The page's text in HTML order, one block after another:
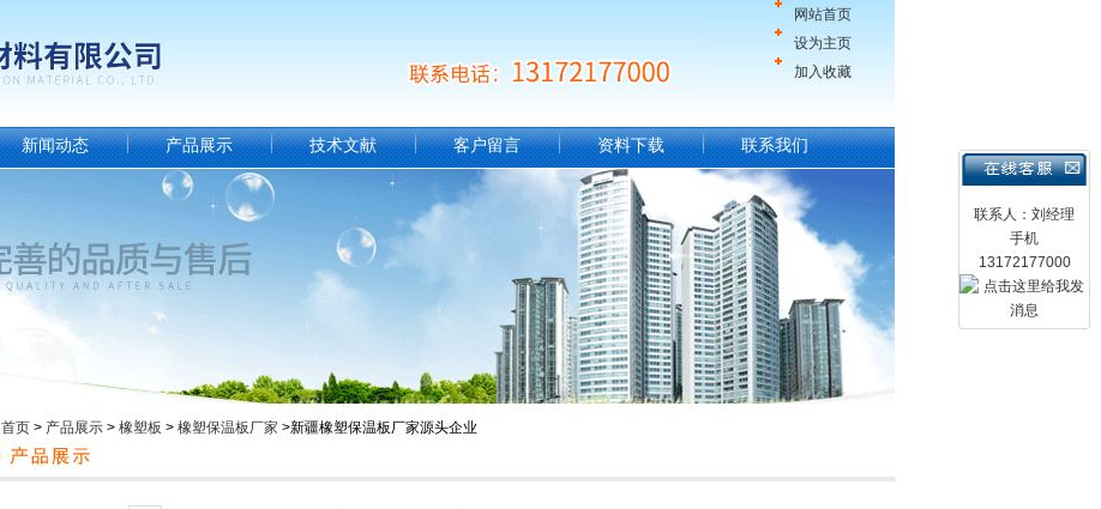
网站首页
设为主页
加入收藏
联系人：刘经理
手机
13172177000
新闻动态 产品展示 技术文献 客户留言 资料下载 联系我们
首页 > 产品展示 > 橡塑板 > 橡塑保温板厂家 >新疆橡塑保温板厂家源头企业